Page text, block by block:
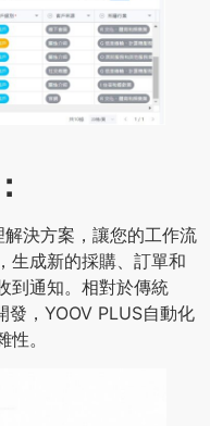
決方案，讓您的工作流
生成新的採購、訂單和
到通知。相對於傳統
發，YOOV PLUS自動化
。